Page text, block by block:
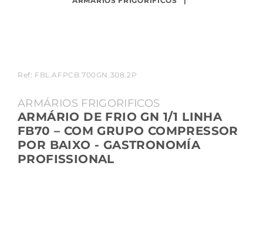
Ref: FBL.AFPCB.700GN.308.2P
ARMÁRIOS FRIGORIFICOS
ARMÁRIO DE FRIO GN 1/1 LINHA
FB70 – COM GRUPO COMPRESSOR
POR BAIXO - GASTRONOMÍA
PROFISSIONAL